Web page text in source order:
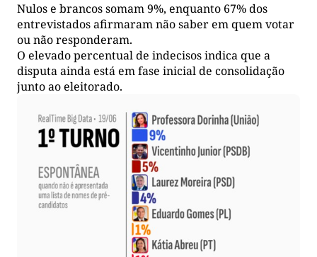
Nulos e brancos somam 9%, enquanto 67% dos
entrevistados afirmaram não saber em quem votar
ou não responderam.
O elevado percentual de indecisos indica que a
disputa ainda está em fase inicial de consolidação
junto ao eleitorado.